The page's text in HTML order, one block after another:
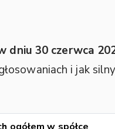
dniu 30 czerwca
i jak silny